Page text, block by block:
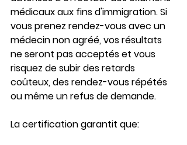
médicaux aux fins d'immigration. Si
vous prenez rendez-vous avec un
médecin non agréé, vos résultats
ne seront pas acceptés et vous
risquez de subir des retards
coûteux, des rendez-vous répétés
ou même un refus de demande.
La certification garantit que: